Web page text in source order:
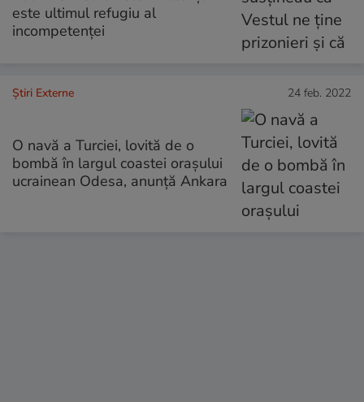
este ultimul refugiu al
incompetenței
Știri Externe 24 feb. 2022
O navă a Turciei, lovită de o
bombă în largul coastei orașului
ucrainean Odesa, anunță Ankara